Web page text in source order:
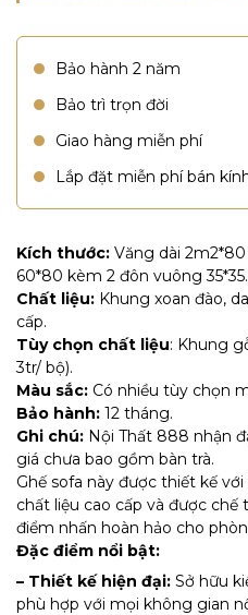
Bảo hành 2 năm
Bảo trì trọn đời
Giao hàng miễn phí
Lắp đặt miễn phí bán
Kích thước: Văng dài
60*80 kèm 2 đôn vuông 35*35.
Chất liệu: Khung xoan đào,
cấp.
Tùy chọn chất liệu: Khung
3tr/ bộ).
Màu sắc: Có nhiều tùy chọn
Bảo hành: 12 tháng.
Ghi chú: Nội Thất 888 nhận
giá chưa bao gồm bàn trà​.
Ghế sofa này được thiết kế
chất liệu cao cấp và được chế
điểm nhấn hoàn hảo cho
Đặc điểm nổi bật:
– Thiết kế hiện đại: Sở hữu
phù hợp với mọi không gian